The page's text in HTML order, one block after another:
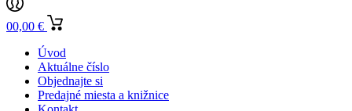
00,00 €
Úvod
Aktuálne číslo
Objednajte si
Predajné miesta a knižnice